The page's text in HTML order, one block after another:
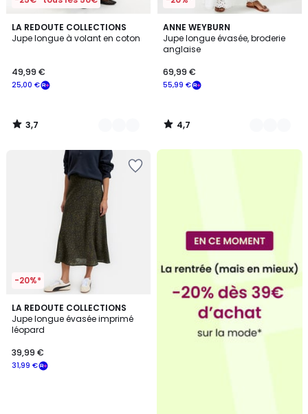
LA REDOUTE COLLECTIONS
Jupe longue à volant en coton
25,00 €
49,99 €
3,7
/ 5
2
Couleurs
3,7
/
ANNE WEYBURN
Jupe longue évasée, broderie
anglaise
55,99 €
69,99 €
4,7
/ 5
2
Couleurs
4,7
/
-20%*
LA REDOUTE COLLECTIONS
Jupe longue évasée imprimé
léopard
31,99 €
39,99 €